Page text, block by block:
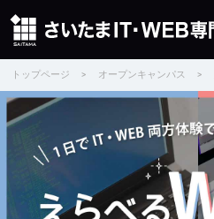
トップページ > オープンキャンパス >